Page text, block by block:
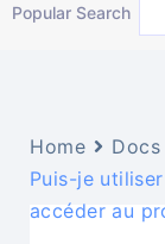
Popular Search
Home Docs
Puis-je
accéder au